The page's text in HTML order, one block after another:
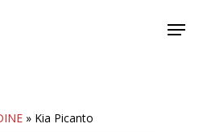
Menu
» Kia Picanto